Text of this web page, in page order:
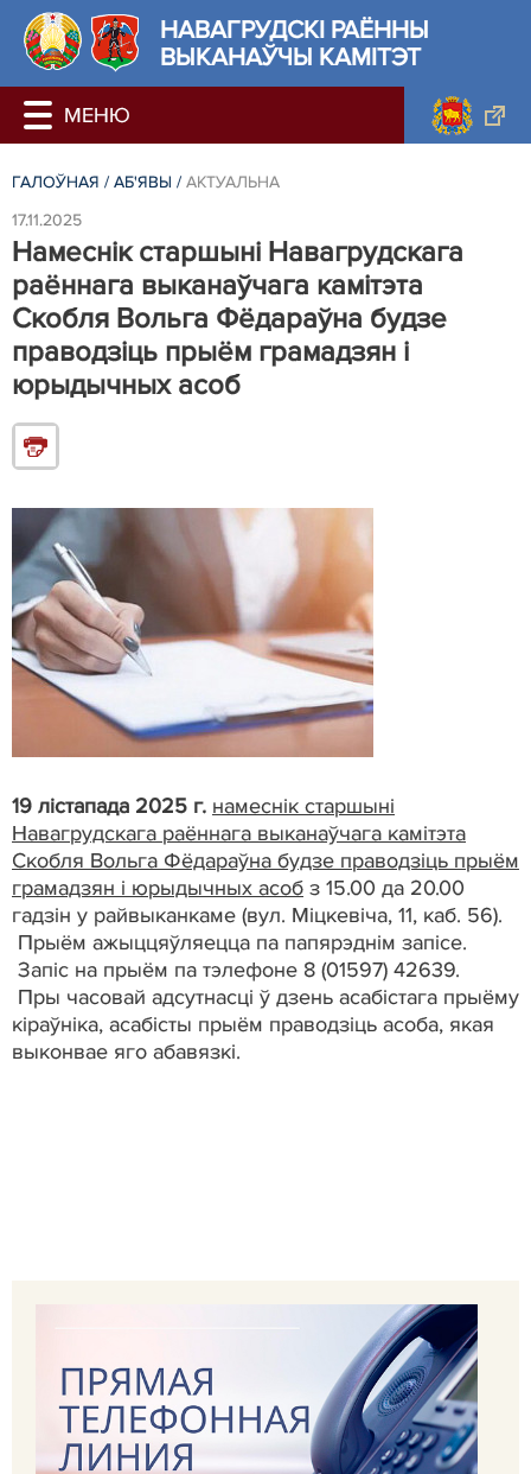
НАВАГРУДСКІ РАЁННЫ
ВЫКАНАЎЧЫ КАМІТЭТ
ГАЛОЎНАЯ / АБ'ЯВЫ / АКТУАЛЬНА
17.11.2025
Намеснік старшыні Навагрудскага
раённага выканаўчага камітэта
Скобля Вольга Фёдараўна будзе
праводзіць прыём грамадзян і
юрыдычных асоб
19 лістапада 2025 г. намеснік старшыні
Навагрудскага раённага выканаўчага камітэта
Скобля Вольга Фёдараўна будзе праводзіць прыём
грамадзян і юрыдычных асоб з 15.00 да 20.00
гадзін у райвыканкаме (вул. Міцкевіча, 11, каб. 56).
Прыём ажыццяўляецца па папярэднім запісе.
Запіс на прыём па тэлефоне 8 (01597) 42639.
Пры часовай адсутнасці ў дзень асабістага прыёму
кіраўніка, асабісты прыём праводзіць асоба, якая
выконвае яго абавязкі.